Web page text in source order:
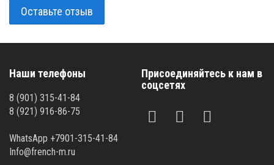
Оставьте отзыв
Наши телефоны
8 (901) 315-41-84
8 (921) 916-86-75
WhatsApp +7901-315-41-84
Info@french-m.ru
Присоединяйтесь к нам в
соцсетях